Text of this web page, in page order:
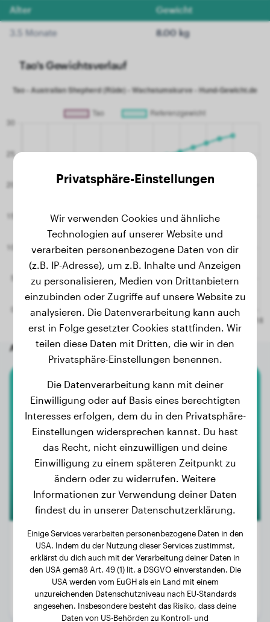
Alter Gewicht
3.5 Monate 8.00 kg
Tao's Gewichtsverlauf
Andere zufällige Hunde
American Staffordshire Terrier
UROS
1
Gewicht:
35 kg
2 Jahre, 10 Monate
Geschlecht:
Rüde
Privatsphäre-Einstellungen
Wir verwenden Cookies und ähnliche
Technologien auf unserer Website und
verarbeiten personenbezogene Daten von dir
(z.B. IP-Adresse), um z.B. Inhalte und Anzeigen
zu personalisieren, Medien von Drittanbietern
einzubinden oder Zugriffe auf unsere Website zu
analysieren. Die Datenverarbeitung kann auch
erst in Folge gesetzter Cookies stattfinden. Wir
teilen diese Daten mit Dritten, die wir in den
Privatsphäre-Einstellungen benennen.
Die Datenverarbeitung kann mit deiner
Einwilligung oder auf Basis eines berechtigten
Interesses erfolgen, dem du in den Privatsphäre-
Einstellungen widersprechen kannst. Du hast
das Recht, nicht einzuwilligen und deine
Einwilligung zu einem späteren Zeitpunkt zu
ändern oder zu widerrufen. Weitere
Informationen zur Verwendung deiner Daten
findest du in unserer Datenschutzerklärung.
Einige Services verarbeiten personenbezogene Daten in den
USA. Indem du der Nutzung dieser Services zustimmst,
erklärst du dich auch mit der Verarbeitung deiner Daten in
den USA gemäß Art. 49 (1) lit. a DSGVO einverstanden. Die
USA werden vom EuGH als ein Land mit einem
unzureichenden Datenschutzniveau nach EU-Standards
angesehen. Insbesondere besteht das Risiko, dass deine
Daten von US-Behörden zu Kontroll- und